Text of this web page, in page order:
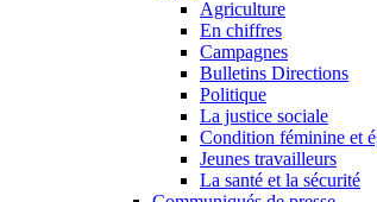
Agriculture
En chiffres
Campagnes
Bulletins Directions
Politique
La justice sociale
Condition féminine et
Jeunes travailleurs
La santé et la sécurité